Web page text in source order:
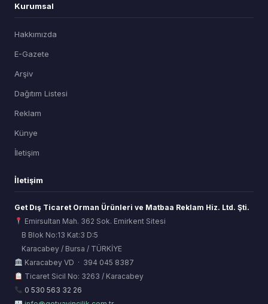
Kurumsal
Hakkımızda
E-Gazete
Arşiv
Dağıtım Listesi
Reklam
Künye
İletişim
İletişim
Get Dış Ticaret Orman Ürünleri ve Matbaa Reklam Hiz. Ltd. Şti.
Emirsultan Mah. 362 Sok. Emirkent Sitesi
B Blok No:13 Kat:3 D:5
Karacabey / Bursa / TÜRKİYE
Karacabey VD · 394 045 8387
Ticaret Sicil No: 3263 / Karacabey
0 530 563 32 26
ORSİAD AI
Sektörel Hafıza Asistanı